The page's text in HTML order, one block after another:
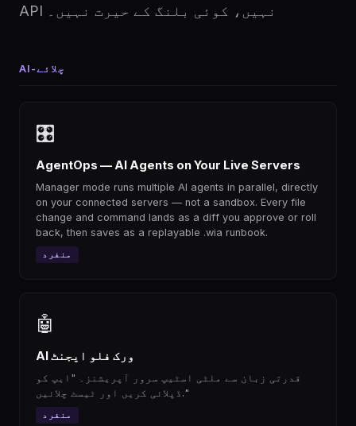
API نہیں، کوئی بلنگ کے حیرت نہیں۔
AI-چلائے
🎛
AgentOps — AI Agents on Your Live Servers
Manager mode runs multiple AI agents in parallel, directly
on your connected servers — not a sandbox. Every file
change and command lands as a diff you approve or roll
back, then saves as a replayable .wia runbook.
منفرد
🤖
AI ورک فلو ایجنٹ
قدرتی زبان سے ملٹی اسٹیپ سرور آپریشنز۔ "ایپ کو
ڈپلائی کریں اور ٹیسٹ چلائیں."
منفرد